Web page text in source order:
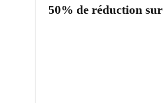
50% de réduction